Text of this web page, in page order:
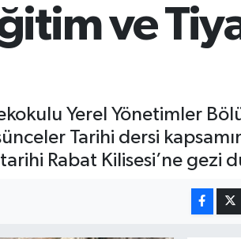
BİST100ve
Yerel Yönetimler
Tarihi dersi
Rabat Kilisesi’ne gezi